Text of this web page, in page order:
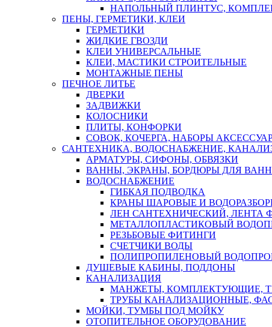
НАПОЛЬНЫЙ ПЛИНТУС,
ПЕНЫ, ГЕРМЕТИКИ, КЛЕИ
ГЕРМЕТИКИ
ЖИДКИЕ ГВОЗДИ
КЛЕИ УНИВЕРСАЛЬНЫЕ
КЛЕИ, МАСТИКИ СТРОИТЕЛЬНЫЕ
МОНТАЖНЫЕ ПЕНЫ
ПЕЧНОЕ ЛИТЬЕ
ДВЕРКИ
ЗАДВИЖКИ
КОЛОСНИКИ
ПЛИТЫ, КОНФОРКИ
СОВОК, КОЧЕРГА, НАБОРЫ
САНТЕХНИКА, ВОДОСНАБЖЕНИЕ,
АРМАТУРЫ, СИФОНЫ, ОБВЯЗКИ
ВАННЫ, ЭКРАНЫ, БОРДЮРЫ ДЛЯ ВАНН
ВОДОСНАБЖЕНИЕ
ГИБКАЯ ПОДВОДКА
КРАНЫ ШАРОВЫЕ И
ЛЕН САНТЕХНИЧЕСКИЙ, ЛЕНТА
МЕТАЛЛОПЛАСТИКОВЫЙ
РЕЗЬБОВЫЕ ФИТИНГИ
СЧЕТЧИКИ ВОДЫ
ПОЛИПРОПИЛЕНОВЫЙ
ДУШЕВЫЕ КАБИНЫ, ПОДДОНЫ
КАНАЛИЗАЦИЯ
МАНЖЕТЫ, КОМПЛЕКТУЮЩИЕ,
ТРУБЫ КАНАЛИЗАЦИОННЫЕ,
МОЙКИ, ТУМБЫ ПОД МОЙКУ
ОТОПИТЕЛЬНОЕ ОБОРУДОВАНИЕ